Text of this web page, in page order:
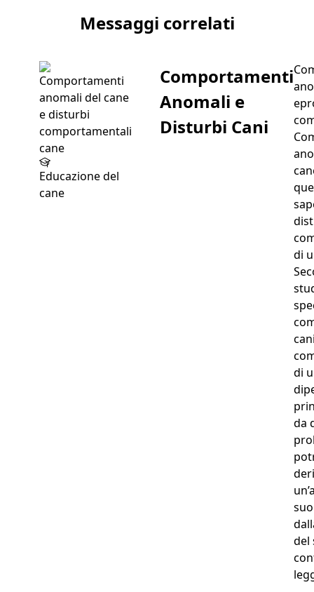
Messaggi correlati
Educazione del
cane
Comportamenti
Anomali e
Disturbi Cani
di
di
da
del